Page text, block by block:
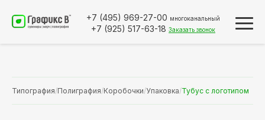
+7 (495) 969-27-00 многоканальный
+7 (925) 517-63-18 Заказать звонок
Типография/Полиграфия/Коробочки/Упаковка/Тубус с логотипом